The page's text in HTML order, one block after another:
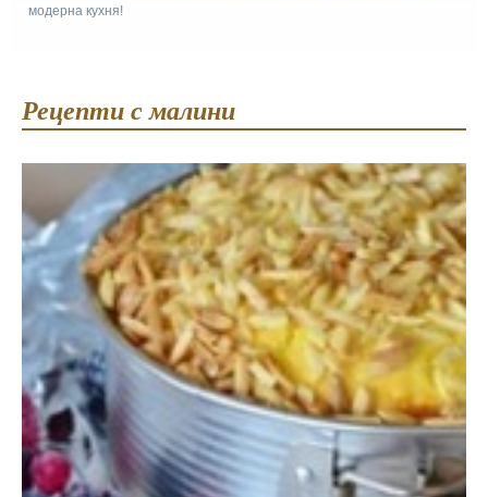
модерна кухня!
Рецепти с малини